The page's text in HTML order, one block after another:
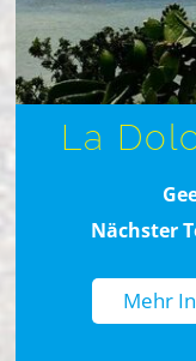
La
Nächster
Mehr